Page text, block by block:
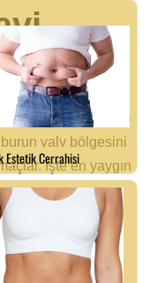
en etkili yöntem
valv bölgesini
İşte en yaygın